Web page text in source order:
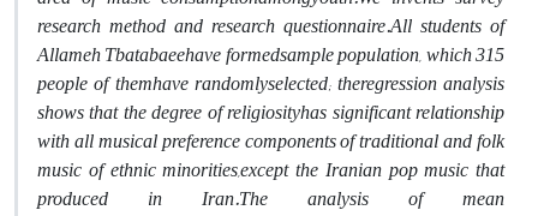
research method and research questionnaire.All students of
Allameh Tbatabaeehave formedsample population, which 315
people of themhave randomlyselected; theregression analysis
showsthat thedegree of religiosityhas significant relationship
with all musical preference components of traditional and folk
music of ethnic minorities,except the Iranian pop music that
produced in Iran.The analysis of mean